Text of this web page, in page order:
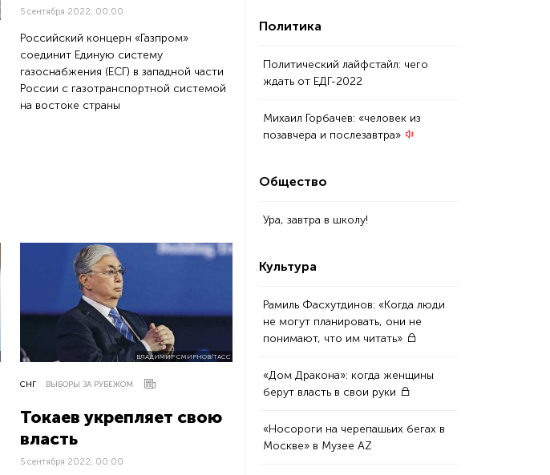
5 сентября 2022, 00:00
Российский концерн «Газпром»
соединит Единую систему
газоснабжения (ЕСГ) в западной части
России с газотранспортной системой
на востоке страны
ВЛАДИМИР СМИРНОВ/ТАСС
СНГ ВЫБОРЫ ЗА РУБЕЖОМ
Токаев укрепляет свою
власть
5 сентября 2022, 00:00
Политика
Политический лайфстайл: чего
ждать от ЕДГ-2022
Михаил Горбачев: «человек из
позавчера и послезавтра»
Общество
Ура, завтра в школу!
Культура
Рамиль Фасхутдинов: «Когда люди
не могут планировать, они не
понимают, что им читать»
«Дом Дракона»: когда женщины
берут власть в свои руки
«Носороги на черепашьих бегах в
Москве» в Музее AZ